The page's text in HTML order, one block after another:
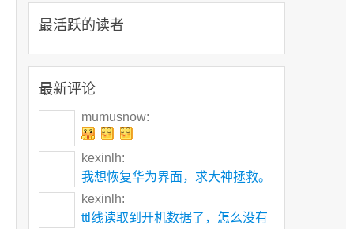
最活跃的读者
最新评论
mumusnow:
kexinlh:
我想恢复华为界面，求大神拯救。
kexinlh:
ttl线读取到开机数据了，怎么没有